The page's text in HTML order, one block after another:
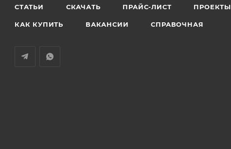
СТАТЬИ СКАЧАТЬ ПРАЙС-ЛИСТ ПРОЕКТЫ
КАК КУПИТЬ ВАКАНСИИ СПРАВОЧНАЯ